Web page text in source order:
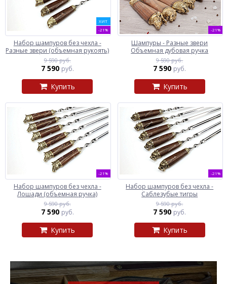
ХИТ
-21%
Набор шампуров без чехла -
Разные звери (объемная рукоять)
9 590 руб.
7 590 руб.
Купить
-21%
Шампуры - Разные звери
Объемная дубовая ручка
9 590 руб.
7 590 руб.
Купить
-21%
Набор шампуров без чехла -
Лошади (объемная ручка)
9 590 руб.
7 590 руб.
Купить
-21%
Набор шампуров без чехла -
Саблезубые тигры
9 590 руб.
7 590 руб.
Купить